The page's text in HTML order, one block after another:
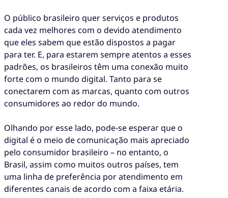
O público brasileiro quer serviços e produtos
cada vez melhores com o devido atendimento
que eles sabem que estão dispostos a pagar
para ter. E, para estarem sempre atentos a esses
padrões, os brasileiros têm uma conexão muito
forte com o mundo digital. Tanto para se
conectarem com as marcas, quanto com outros
consumidores ao redor do mundo.
Olhando por esse lado, pode-se esperar que o
digital é o meio de comunicação mais apreciado
pelo consumidor brasileiro – no entanto, o
Brasil, assim como muitos outros países, tem
uma linha de preferência por atendimento em
diferentes canais de acordo com a faixa etária.